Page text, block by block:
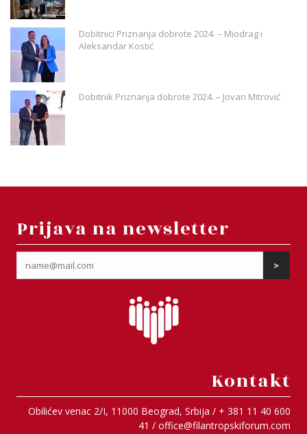
Dobitnici Priznanja dobrote 2024. – Miodrag i
Aleksandar Kostić
Dobitnik Priznanja dobrote 2024. – Jovan Mitrović
Prijava na newsletter
Kontakt
Obilićev venac 2/I, 11000 Beograd, Srbija / + 381 11 40 600
41 / office@filantropskiforum.com